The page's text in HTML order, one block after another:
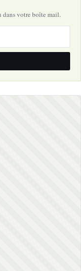
dans votre boîte mail.